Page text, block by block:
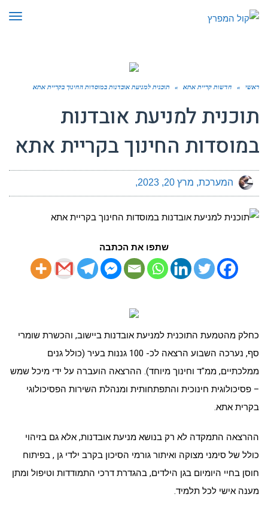
ראשי » חדשות קריית אתא » תוכנית למניעת אובדנות במוסדות החינוך בקריית אתא
תוכנית למניעת אובדנות
במוסדות החינוך בקריית אתא
המערכת מרץ 20, 2023
שתפו את הכתבה
כחלק מהטמעת התוכנית למניעת אובדנות ביישוב, והכשרת שומרי
סף, נערכה השבוע הרצאה לכ- 100 גננות בעיר (כולל גנים
ממלכתיים, ממ"ד וחינוך מיוחד). ההרצאה הועברה על ידי מיכל שמש
– פסיכולוגית חינוכית והתפתחותית ומנהלת השירות הפסיכולוגי
בקרית אתא.
ההרצאה התמקדה לא רק בנושא מניעת אובדנות, אלא גם בזיהוי
כולל של סימני מצוקה ואיתור גורמי הסיכון בקרב ילדי גן , בפיתוח
חוסן בחיי היומיום בגן הילדים, בהגדרת דרכי התמודדות וטיפול ומתן
מענה אישי לכל תלמיד.